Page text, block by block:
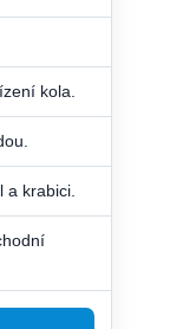
kola.
krabici.